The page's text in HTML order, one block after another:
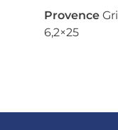
Provence
6,2×25